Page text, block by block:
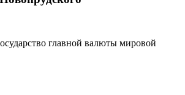
главной валюты мировой